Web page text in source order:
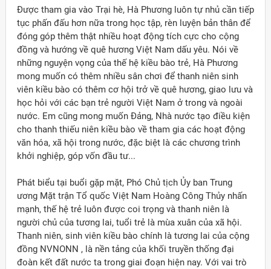
Được tham gia vào Trại hè, Hà Phương luôn tự nhủ cần tiếp
tục phấn đấu hơn nữa trong học tập, rèn luyện bản thân để
đóng góp thêm thật nhiều hoạt động tích cực cho cộng
đồng và hướng về quê hương Việt Nam dấu yêu. Nói về
những nguyện vọng của thế hệ kiều bào trẻ, Hà Phương
mong muốn có thêm nhiều sân chơi để thanh niên sinh
viên kiều bào có thêm cơ hội trở về quê hương, giao lưu và
học hỏi với các bạn trẻ người Việt Nam ở trong và ngoài
nước. Em cũng mong muốn Đảng, Nhà nước tạo điều kiện
cho thanh thiếu niên kiều bào về tham gia các hoạt động
văn hóa, xã hội trong nước, đặc biệt là các chương trình
khởi nghiệp, góp vốn đầu tư...
Phát biểu tại buổi gặp mặt, Phó Chủ tịch Ủy ban Trung
ương Mặt trận Tổ quốc Việt Nam Hoàng Công Thủy nhấn
mạnh, thế hệ trẻ luôn được coi trọng và thanh niên là
người chủ của tương lai, tuổi trẻ là mùa xuân của xã hội.
Thanh niên, sinh viên kiều bào chính là tương lai của cộng
đồng NVNONN , là nền tảng của khối truyền thống đại
đoàn kết đất nước ta trong giai đoạn hiện nay. Với vai trò